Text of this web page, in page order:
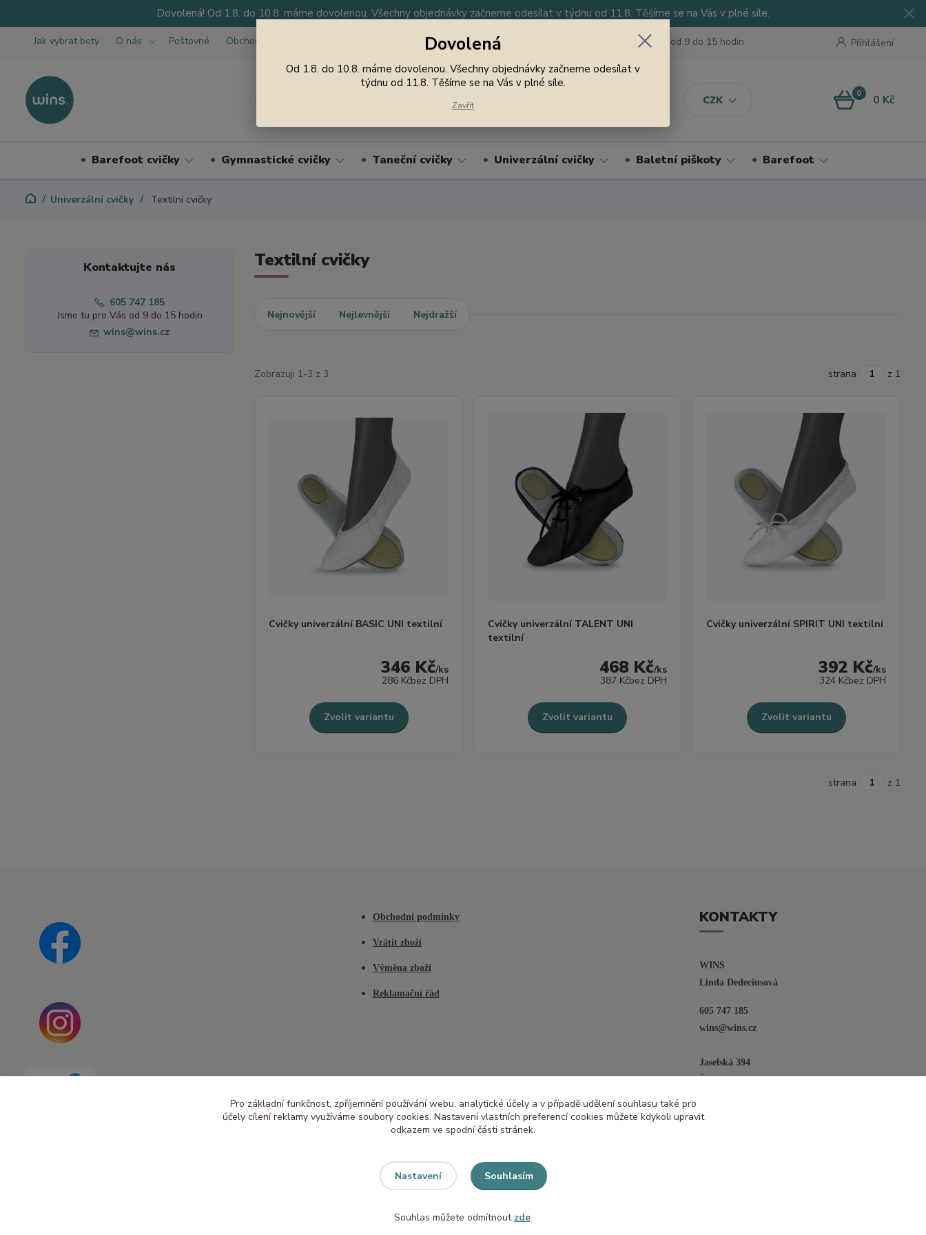
Dovolená! Od 1.8. do 10.8. máme dovolenou. Všechny objednávky začneme odesílat v týdnu od 11.8. Těšíme se na Vás v plné síle.
Jak vybrat boty O nás Poštovné Obchodní podmínky
CZK
Přihlášení
Nevíte si rady? Zavolejte. Jsme tu pro Vás od 9 do 15 hodin
0 0 Kč
Barefoot cvičky Gymnastické cvičky Taneční cvičky Univerzální cvičky Baletní piškoty Barefoot
Univerzální cvičky Textilní cvičky
Textilní cvičky
Nejnovější Nejlevnější Nejdražší
Zobrazuji 1-3 z 3 strana z 1
Cvičky univerzální BASIC UNI textilní
346 Kč/ks
286 Kčbez DPH
Zvolit variantu
Cvičky univerzální TALENT UNI
textilní
468 Kč/ks
387 Kčbez DPH
Zvolit variantu
Cvičky univerzální SPIRIT UNI textilní
392 Kč/ks
324 Kčbez DPH
Zvolit variantu
strana z 1
Kontaktujte nás
605 747 185
Jsme tu pro Vás od 9 do 15 hodin
wins@wins.cz
Obchodní podmínky
Vrátit zboží
Výměna zboží
Reklamační řád
KONTAKTY
WINS
Linda Dedeciusová
605 747 185
wins@wins.cz
Jaselská 394
Šenov u N. Jičína
Dovolená
Od 1.8. do 10.8. máme dovolenou. Všechny objednávky začneme odesílat v
týdnu od 11.8. Těšíme se na Vás v plné síle.
Zavřít
Pro základní funkčnost, zpříjemnění používání webu, analytické účely a v případě udělení souhlasu také pro
účely cílení reklamy využíváme soubory cookies. Nastavení vlastních preferencí cookies můžete kdykoli upravit
odkazem ve spodní části stránek.
Nastavení Souhlasím
Souhlas můžete odmítnout zde.